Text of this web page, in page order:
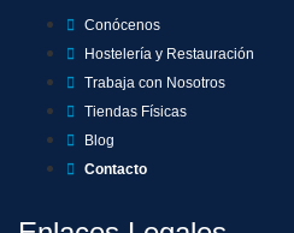
Conócenos
Hostelería y Restauración
Trabaja con Nosotros
Tiendas Físicas
Blog
Contacto